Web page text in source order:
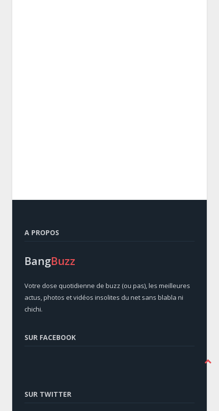
A PROPOS
BangBuzz
Votre dose quotidienne de buzz (ou pas), les meilleures
actus, photos et vidéos insolites du net sans blabla ni
chichi.
SUR FACEBOOK
SUR TWITTER